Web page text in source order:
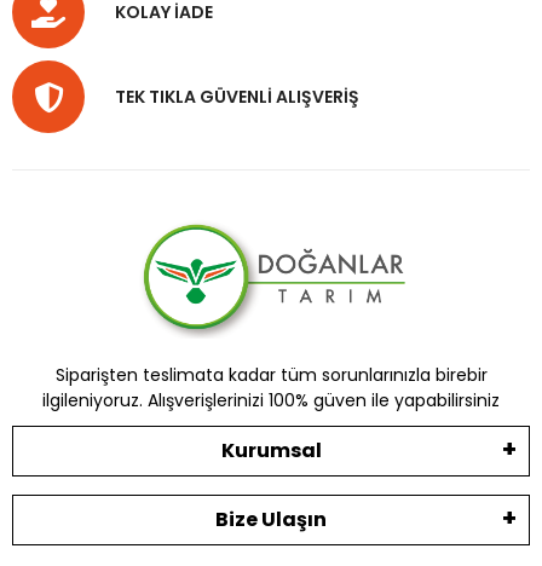
KOLAY İADE
TEK TIKLA GÜVENLİ ALIŞVERİŞ
Siparişten teslimata kadar tüm sorunlarınızla birebir
ilgileniyoruz. Alışverişlerinizi 100% güven ile yapabilirsiniz
Kurumsal
Bize Ulaşın